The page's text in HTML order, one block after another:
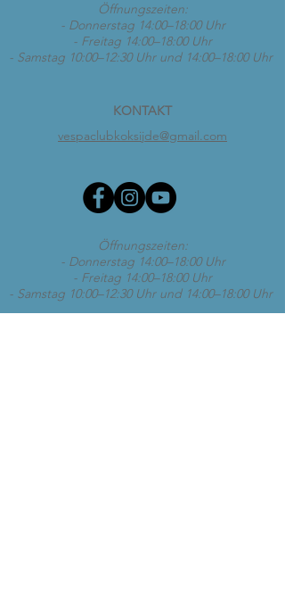
Öffnungszeiten:
- Donnerstag 14:00–18:00 Uhr
- Freitag 14:00–18:00 Uhr
- Samstag 10:00–12:30 Uhr und 14:00–18:00 Uhr
KONTAKT
vespaclubkoksijde@gmail.com
Öffnungszeiten:
- Donnerstag 14:00–18:00 Uhr
- Freitag 14:00–18:00 Uhr
- Samstag 10:00–12:30 Uhr und 14:00–18:00 Uhr